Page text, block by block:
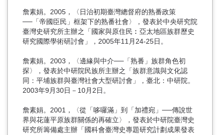
詹素娟。2005，〈日治初期臺灣總督府的熟番政策
──「帝國臣民」框架下的熟番社會〉，發表於中央研究院
臺灣史研究所主辦之「國家與原住民︰亞太地區族群歷史
研究國際學術研討會」，2005年11月24-25日。
詹素娟。2003，〈邊緣與中介──「熟番」族群角色初
探〉，發表於中研院民族所主辦之「族群意識與文化認
同：平埔族群與臺灣社會大型研討會」，臺北：中研院。
2003年9月30日－10月2日。
詹素娟。2001，〈從「哆囉滿」到「加禮宛」──傳說世
界與花蓮平原族群關係的再確立〉，發表於中研院臺灣史
研究所籌備處主辦「國科會臺灣史專題研究計劃成果發表